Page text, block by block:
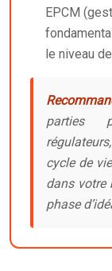
EPCM
le niveau
parties
cycle de
dans votre
phase